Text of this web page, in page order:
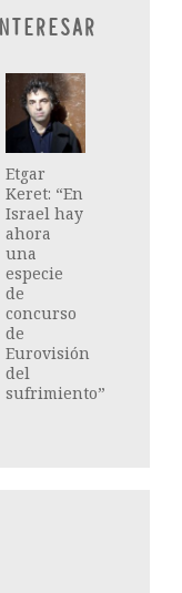
Etgar
Keret: “En
Israel hay
ahora
una
especie
de
concurso
de
Eurovisión
del
sufrimiento”